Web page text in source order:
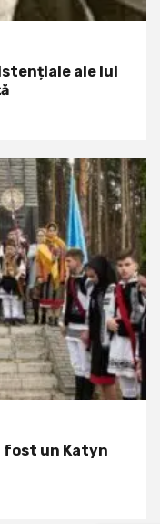
ale lui
fost un Katyn